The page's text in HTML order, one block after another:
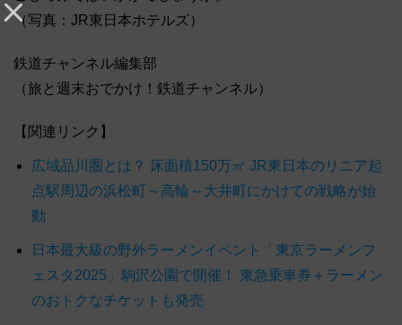
（写真：JR東日本ホテルズ）
鉄道チャンネル編集部
（旅と週末おでかけ！鉄道チャンネル）
【関連リンク】
広域品川圏とは？ 床面積150万㎡ JR東日本のリニア起
点駅周辺の浜松町～高輪～大井町にかけての戦略が始
動
日本最大級の野外ラーメンイベント「東京ラーメンフ
ェスタ2025」駒沢公園で開催！ 東急乗車券＋ラーメン
のおトクなチケットも発売